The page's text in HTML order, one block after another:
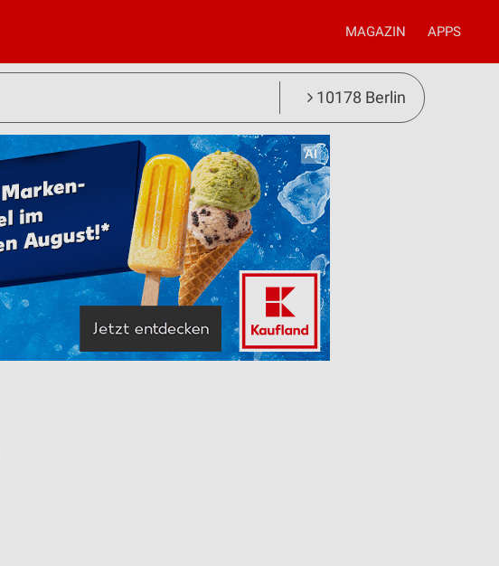
MAGAZIN APPS
10178 Berlin